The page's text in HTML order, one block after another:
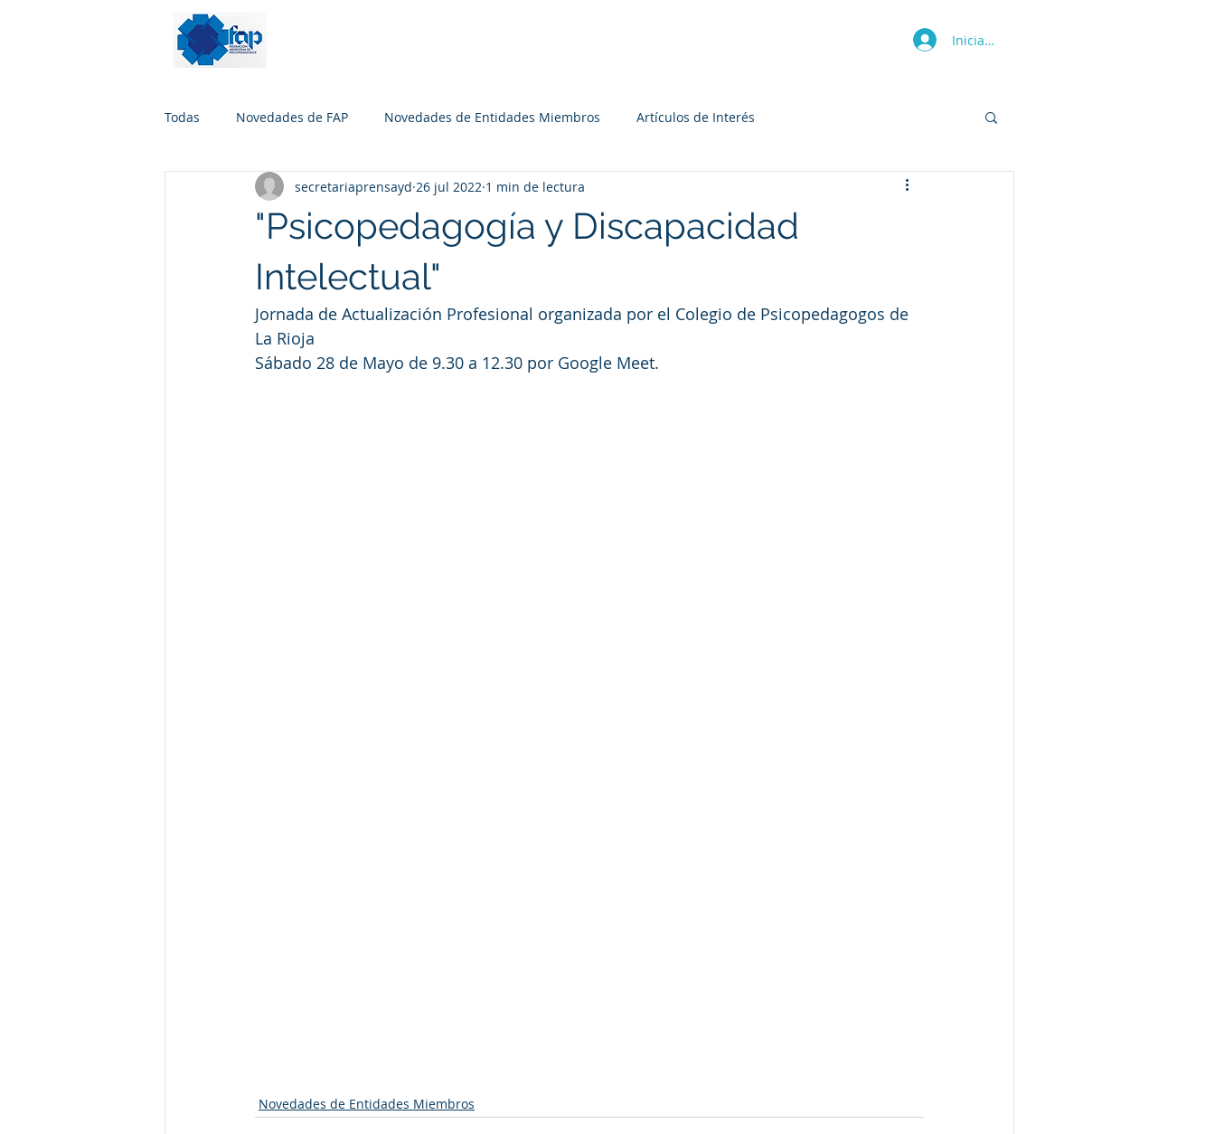
Iniciar sesión
Todas Novedades de FAP Novedades de Entidades Miembros Artículos de Interés
"Psicopedagogía y Discapacidad
Intelectual"
secretariaprensayd 26 jul 2022 1 min de lectura
Jornada de Actualización Profesional organizada por el Colegio de Psicopedagogos de
La Rioja
Sábado 28 de Mayo de 9.30 a 12.30 por Google Meet.
Novedades de Entidades Miembros